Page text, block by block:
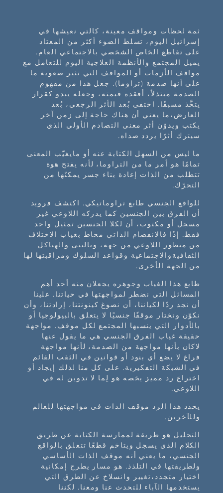
ثمة لحظات ومواقف معينة، كالتي نعيشها في
إسرائيل اليوم، تسلط الضوء أكثر من المعتاد
على تقاطع الخاص الشخصي بالاجتماعي العام.
يميل المجتمع والأنظمة العلاجية اليوم للتعامل مع
مواقف الأزمات أو المواقف التي تثير صعوبة ما
على أنها صدمة (تراوما). جعل هذا من مفهوم
الصدمة مبتذلاً، أفقده قيمته، وجعله يبدو كقرار
يتخَّذ مسبقًا. اختفى بُعد الأثر الرجعي، بُعد
العارض،ما يعني أن هناك حاجة إلى زمن آخر
يكتب ويدوّن أثر معنى التصادم الأولي الذي
سيترك أثرًا يردد صداه.
ما ليس من السهل الكتابة عنه أو مايغيّب المعنى
تمامًا هو أمر ما من التراوما، لأنه يفتح هوة
تتطلب من الذات إعادة بناء جسر يمكنّها من
التحرّك.
للواقع الجنسي طابع تراوماتيكي. اكتشف فرويد
أن الفرق بين الجنسين كما يدركه اللاوعي غير
مسجل أو مكتوب، أن لكلا الجنسين تمثيل واحد
فقط. إذًا فالانفصام الذاتي محاط بغياب الاختلاف
من منظور اللاوعي من جهة، وبالبنى والهياكل
الثقافيةوالاجتماعية وقواعد السلوك ومراقبتها لها
من الجهة الأخرى.
طابع هذا الغياب وجوهره يجعلان منه أحد أهم
المسائل التي نضطر لمواجهتها في حياتنا. علينا
أن نجد ردًا لكياننا، أن نصوغ كينونتنا، إرادتنا، وأن
نكوّن ونختار موقفًا جنسيًا لا يتعلق بالبيولوجيا أو
بالأدوار التي ينسبها المجتمع لكل موقف. مواجهة
حقيقة غياب الفرق الجنسي هي ما يقول عنها
لاكان بأنها مواجهة من الصدمة، لأنها مواجهة
فراغ لا يضع أي بنود أو قوانين في الثقب القائم
في الشبكة التفكيرية. على كل منا لذلك إيجاد أو
اختراع رد مميز يخصه هو لِما لا تدوين له في
اللاوعي.
يحدد هذا الرد موقف الذات في مواجهتها للعالم
وللآخرين.
التحليل هو طريقة لممارسة الكتابة عن طريق
الكلام الذي يسجل ويتاخم قطعًا تتعلق بالواقع
الجنسي، ما يعني أنه موقف الذات الأساسي
ولطريقتها في التلذذ. هو مسار يطرح إمكانية
اختيار متجدد،تغيير وانسلاخ عن الطرق التي
يستخدمها الآباء للتحدث عنا ومعنا. لكننا